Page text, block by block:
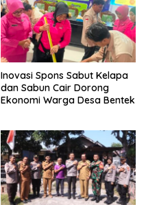
Inovasi Spons Sabut Kelapa
dan Sabun Cair Dorong
Ekonomi Warga Desa Bentek